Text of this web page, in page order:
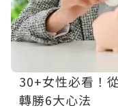
30+女性必看！
轉勝6大心法